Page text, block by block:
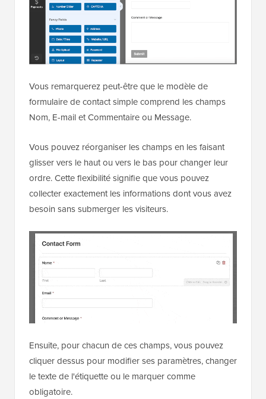
Vous remarquerez peut-être que le modèle de
formulaire de contact simple comprend les champs
Nom, E-mail et Commentaire ou Message.
Vous pouvez réorganiser les champs en les faisant
glisser vers le haut ou vers le bas pour changer leur
ordre. Cette flexibilité signifie que vous pouvez
collecter exactement les informations dont vous avez
besoin sans submerger les visiteurs.
Ensuite, pour chacun de ces champs, vous pouvez
cliquer dessus pour modifier ses paramètres, changer
le texte de l'étiquette ou le marquer comme
obligatoire.